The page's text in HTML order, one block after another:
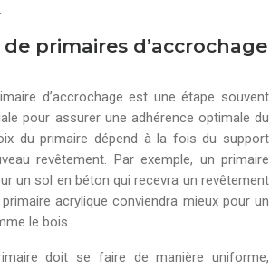
primaires d’accrochage
d’accrochage est une étape souvent
pour assurer une adhérence optimale du
du primaire dépend à la fois du support
revêtement. Par exemple, un primaire
un sol en béton qui recevra un revêtement
primaire acrylique conviendra mieux pour un
le bois.
doit se faire de manière uniforme,